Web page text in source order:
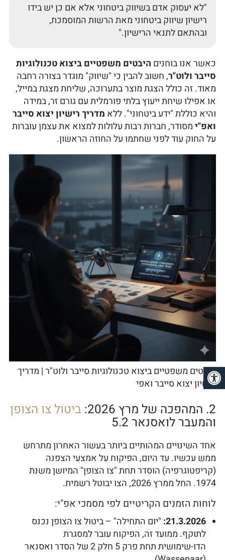
"לא יעסוק אדם בשיווק ביטחוני אלא אם כן יש בידו
רישיון שיווק ביטחוני מאת הרשות המוסמכת,
ובהתאם לתנאי הרישיון."
כאשר אנו בוחנים היבטים משפטיים ביצוא טכנולוגיות
סייבר ולוט"ר, חשוב להבין כי "שיווק" מוגדר בצורה רחבה
מאוד. זה כולל הצגת מוצר בתערוכה, שליחת מצגת במייל,
או אפילו שיחת ייעוץ בלתי פורמלית עם גורם זר, במידה
והיא כוללת "ידע ביטחוני". ללא מדריך רישיון יצוא סייבר
ואפ"ימסודר, חברות רבות עלולות למצוא את עצמן עוברות
על החוק עוד לפני שחתמו על החוזה הראשון.
היבטים משפטיים ביצוא טכנולוגיות סייבר ולוט"ר | מדריך
רישיון יצוא סייבר ואפי
2. המהפכה של מרץ 2026: ביטול צו הצופן
והמעבר לואסנאר 5.2
אחד השינויים המהותיים ביותר בעשור האחרון מתרחש
ממש עכשיו. עד היום, הפיקוח על אמצעי הצפנה
(קריפטוגרפיה) הוסדר תחת "צו הצופן" המיושן משנת
1974. החל ממרץ 2026, הצו יבוטל רשמית.
לוחות הזמנים הקריטיים לפי מסמכי אפ"י:
21.3.2026: "יום התחילה" – ביטול צו הצופן נכנס
לתוקף. ממועד זה, הפיקוח עובר למסגרת
הדו-שימושית תחת פרק 5 חלק 2 של הסדר ואסנאר
פתח סרגל נגישות